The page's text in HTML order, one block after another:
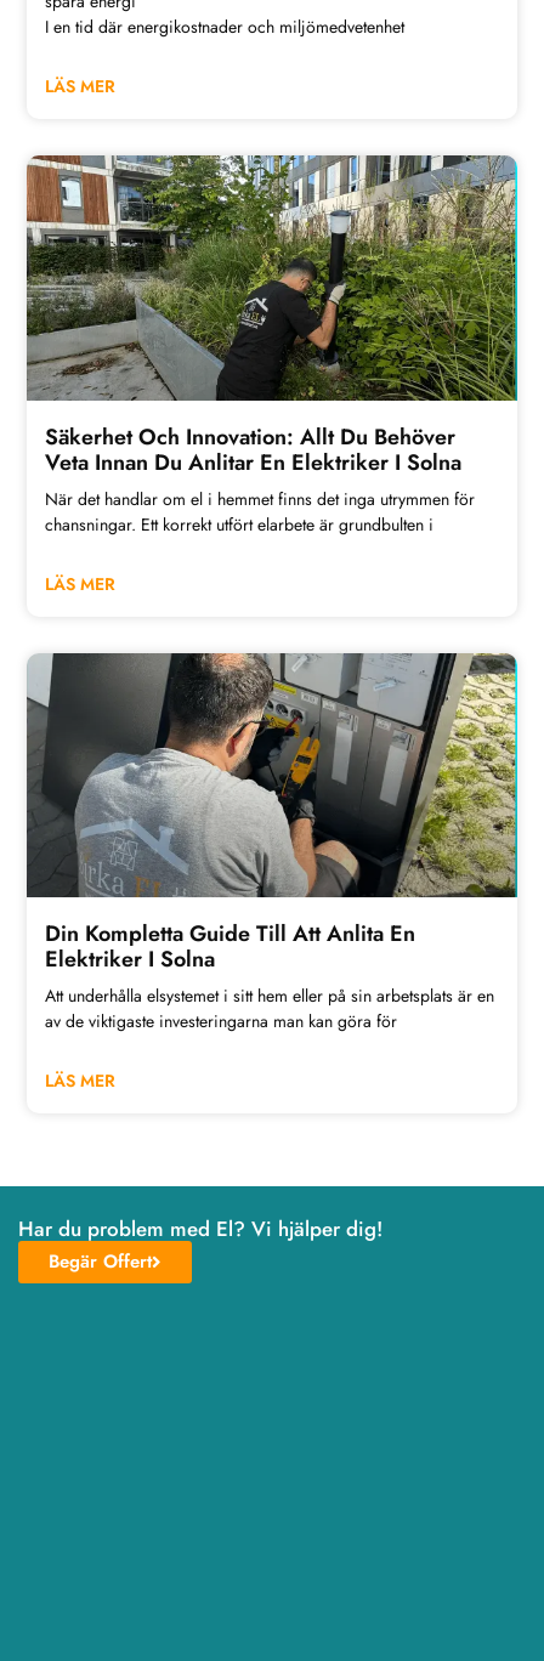
I en tid där energikostnader och miljömedvetenhet
LÄS MER
Säkerhet Och Innovation: Allt Du Behöver
Veta Innan Du Anlitar En Elektriker I Solna
När det handlar om el i hemmet finns det inga utrymmen för
chansningar. Ett korrekt utfört elarbete är grundbulten i
LÄS MER
Din Kompletta Guide Till Att Anlita En
Elektriker I Solna
Att underhålla elsystemet i sitt hem eller på sin arbetsplats är en
av de viktigaste investeringarna man kan göra för
LÄS MER
Har du problem med El? Vi hjälper dig!
Begär Offert